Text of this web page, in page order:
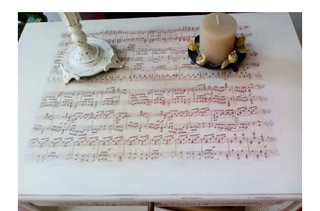
RECUPERAR
UNA
MESILLA
DANDO
NOTA